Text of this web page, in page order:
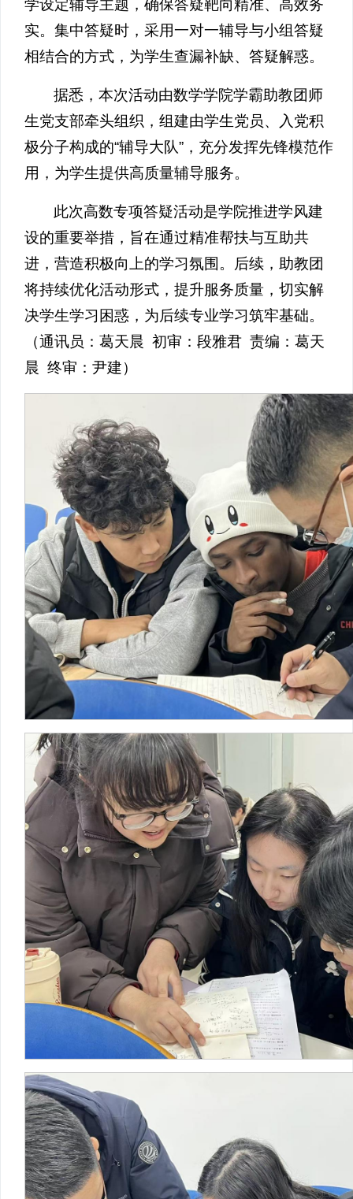
学设定辅导主题，确保答疑靶向精准、高效务
实。集中答疑时，采用一对一辅导与小组答疑
相结合的方式，为学生查漏补缺、答疑解惑。
据悉，本次活动由数学学院学霸助教团师
生党支部牵头组织，组建由学生党员、入党积
极分子构成的“辅导大队”，充分发挥先锋模范作
用，为学生提供高质量辅导服务。
此次高数专项答疑活动是学院推进学风建
设的重要举措，旨在通过精准帮扶与互助共
进，营造积极向上的学习氛围。后续，助教团
将持续优化活动形式，提升服务质量，切实解
决学生学习困惑，为后续专业学习筑牢基础。
（通讯员：葛天晨 初审：段雅君 责编：葛天
晨 终审：尹建）